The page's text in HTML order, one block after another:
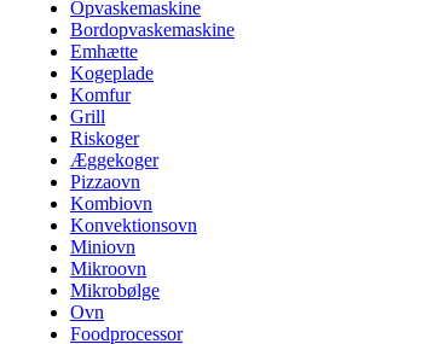
Opvaskemaskine
Bordopvaskemaskine
Emhætte
Kogeplade
Komfur
Grill
Riskoger
Æggekoger
Pizzaovn
Kombiovn
Konvektionsovn
Miniovn
Mikroovn
Mikrobølge
Ovn
Foodprocessor